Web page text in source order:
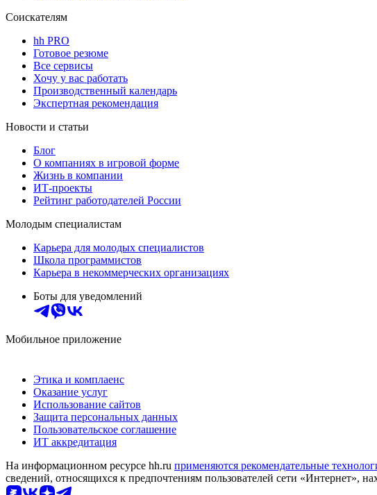
Соискателям
hh PRO
Готовое резюме
Все сервисы
Хочу у вас работать
Производственный календарь
Экспертная рекомендация
Новости и статьи
Блог
О компаниях в игровой форме
Жизнь в компании
ИТ-проекты
Рейтинг работодателей России
Молодым специалистам
Карьера для молодых специалистов
Школа программистов
Карьера в некоммерческих организациях
Боты для уведомлений
Мобильное приложение
Этика и комплаенс
Оказание услуг
Использование сайтов
Защита персональных данных
Пользовательское соглашение
ИТ аккредитация
На информационном ресурсе hh.ru применяются рекомендательные
сведений, относящихся к предпочтениям пользователей сети «Интернет»,